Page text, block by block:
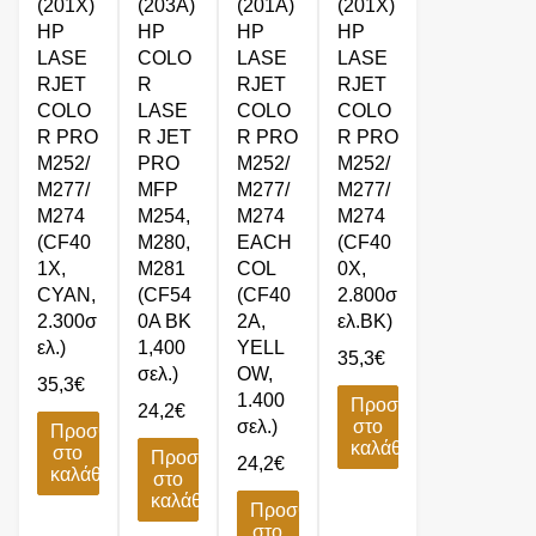
(201X)
HP
LASE
RJET
COLO
R PRO
M252/
M277/
M274
(CF40
1X,
CYAN,
2.300σ
ελ.)
35,3€
Προσθήκη
στο
καλάθι
(203A)
HP
COLO
R
LASE
R JET
PRO
MFP
M254,
M280,
M281
(CF54
0A BK
1,400
σελ.)
24,2€
Προσθήκη
στο
καλάθι
(201A)
HP
LASE
RJET
COLO
R PRO
M252/
M277/
M274
EACH
COL
(CF40
2A,
YELL
OW,
1.400
σελ.)
24,2€
Προσθήκη
στο
(201X)
HP
LASE
RJET
COLO
R PRO
M252/
M277/
M274
(CF40
0X,
2.800σ
ελ.BK)
35,3€
Προσθήκη
στο
καλάθι